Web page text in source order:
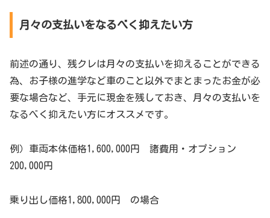
月々の支払いをなるべく抑えたい方
前述の通り、残クレは月々の支払いを抑えることができる
為、お子様の進学など車のこと以外でまとまったお金が必
要な場合など、手元に現金を残しておき、月々の支払いを
なるべく抑えたい方にオススメです。
例）車両本体価格1,600,000円 諸費用・オプション
200,000円
乗り出し価格1,800,000円 の場合